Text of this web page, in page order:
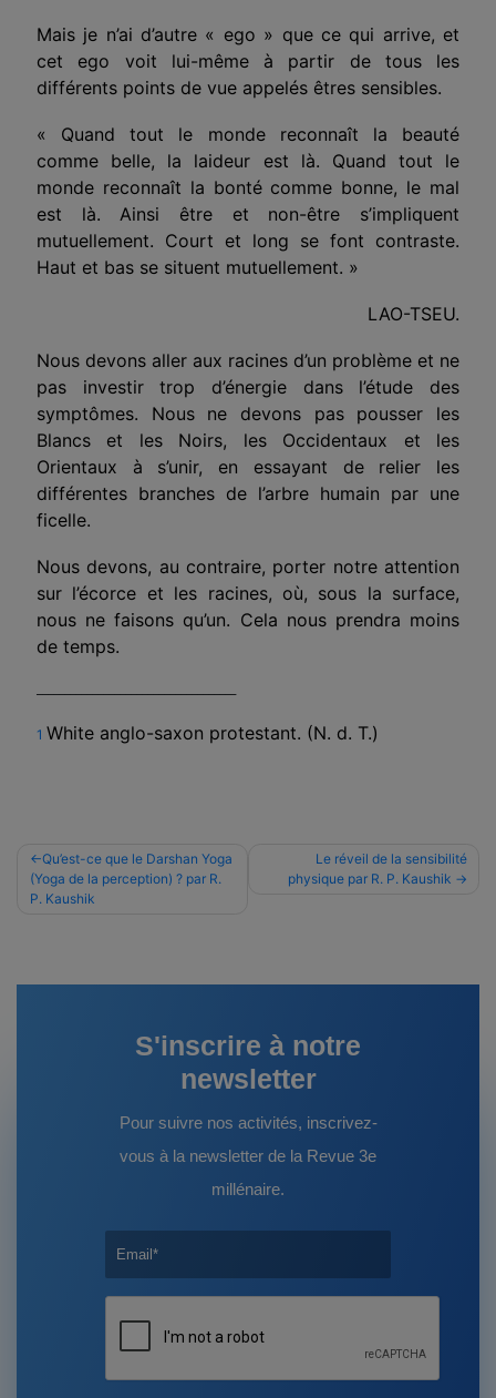
Mais je n’ai d’autre « ego » que ce qui arrive, et
cet ego voit lui-même à partir de tous les
différents points de vue appelés êtres sensibles.
« Quand tout le monde reconnaît la beauté
comme belle, la laideur est là. Quand tout le
monde reconnaît la bonté comme bonne, le mal
est là. Ainsi être et non-être s’impliquent
mutuellement. Court et long se font contraste.
Haut et bas se situent mutuellement. »
LAO-TSEU.
Nous devons aller aux racines d’un problème et ne
pas investir trop d’énergie dans l’étude des
symptômes. Nous ne devons pas pousser les
Blancs et les Noirs, les Occidentaux et les
Orientaux à s’unir, en essayant de relier les
différentes branches de l’arbre humain par une
ficelle.
Nous devons, au contraire, porter notre attention
sur l’écorce et les racines, où, sous la surface,
nous ne faisons qu’un. Cela nous prendra moins
de temps.
1 White anglo-saxon protestant. (N. d. T.)
Navigation
de
Qu’est-ce que le Darshan Yoga
(Yoga de la perception) ? par R.
P. Kaushik
Le réveil de la sensibilité
physique par R. P. Kaushik
S'inscrire à notre
newsletter
Pour suivre nos activités, inscrivez-
vous à la newsletter de la Revue 3e
millénaire.